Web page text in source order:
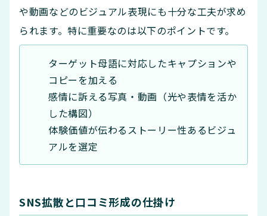
や動画などのビジュアル表現にも十分な工夫が求め
られます。特に重要なのは以下のポイントです。
ターゲット母語に対応したキャプションや
コピーを加える
感情に訴える写真・動画（光や表情を活か
した構図）
体験価値が伝わるストーリー性あるビジュ
アルを選定
SNS拡散と口コミ形成の仕掛け